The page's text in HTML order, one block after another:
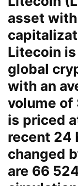
asset
Litecoin
global
with an
volume of
is priced
recent 24
changed
are 66